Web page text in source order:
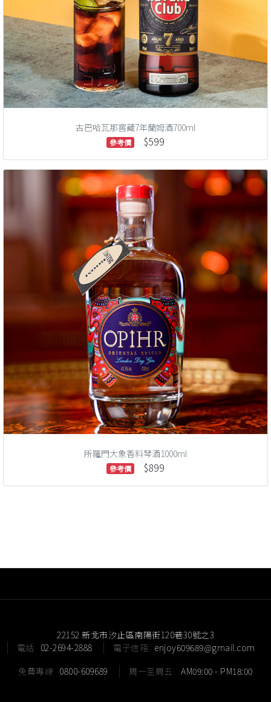
古巴哈瓦那窖藏7年蘭姆酒700ml
參考價 $599
所羅門大象香料琴酒1000ml
參考價 $899
22152 新北市汐止區南陽街120巷30號之3
電話 02-2694-2888 電子信箱 enjoy609689@gmail.com
免費專線 0800-609689 周一至周五 AM09:00 - PM18:00